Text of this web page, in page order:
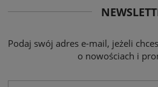
Podaj swój adres e-mail, jeżeli
o nowościach i